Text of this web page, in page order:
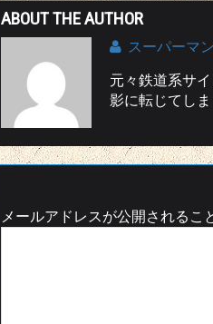
ABOUT THE AUTHOR
スーパーマ
元々鉄道系サ
影に転じてし
メールアドレスが公開されるこ